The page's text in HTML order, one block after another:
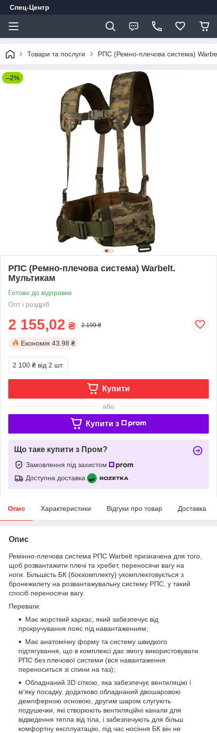
Спец-Центр
Товари та послуги РПС (Ремно-плечова система)
–2%
РПС (Ремно-плечова система) Warbelt.
Мультикам
Готово до відправки
Опт і роздріб
2 155,02 ₴ 2 199 ₴
Економія 43.98 ₴
2 100 ₴ від 2 шт.
Купити
або
Купити з
Що таке купити з Пром?
Замовлення під захистом
Доступна доставка
Опис Характеристики Відгуки про товар Доставка
Опис
Ремінно-плечова система РПС Warbelt призначена для того,
щоб розвантажити плечі та хребет, переносячи вагу на
ноги. Більшість БК (боєкомплекту) укомплектовується з
бронежилету на розвантажувальну систему РПС, у такий
спосіб переносячи вагу.
Переваги:
Має жорсткий каркас, який забезпечує від
прокручування пояс під навантаженням;
Має анатомічну форму та систему швидкого
підтягування, що в комплексі дає змогу використовувати
РПС без плечової системи (вся навантаження
переноситься зі спини на таз);
Обладнаний 3D сіткою, яка забезпечує вентиляцію і
м'яку посадку, додатково обладнаний двошаровою
демпферною основою, другим шаром слугують
подушечки, які створюють вентиляційні канали для
відведення тепла від тіла, і забезпечують для більш
комфортну експлуатацію, під час носіння БК він не